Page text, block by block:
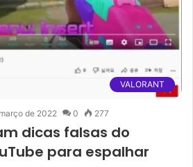
VALORANT
de 2022 0 277
dicas falsas do
para espalhar